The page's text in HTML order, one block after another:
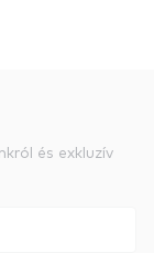
és exkluzív